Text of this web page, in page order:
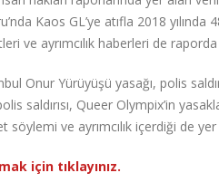
Kaos GL’ye atıfla 2018
ve ayrımcılık haberleri de raporda
Onur Yürüyüşü yasağı, polis
saldırısı, Queer Olympix’in
söylemi ve ayrımcılık içerdiği de yer
için tıklayınız.